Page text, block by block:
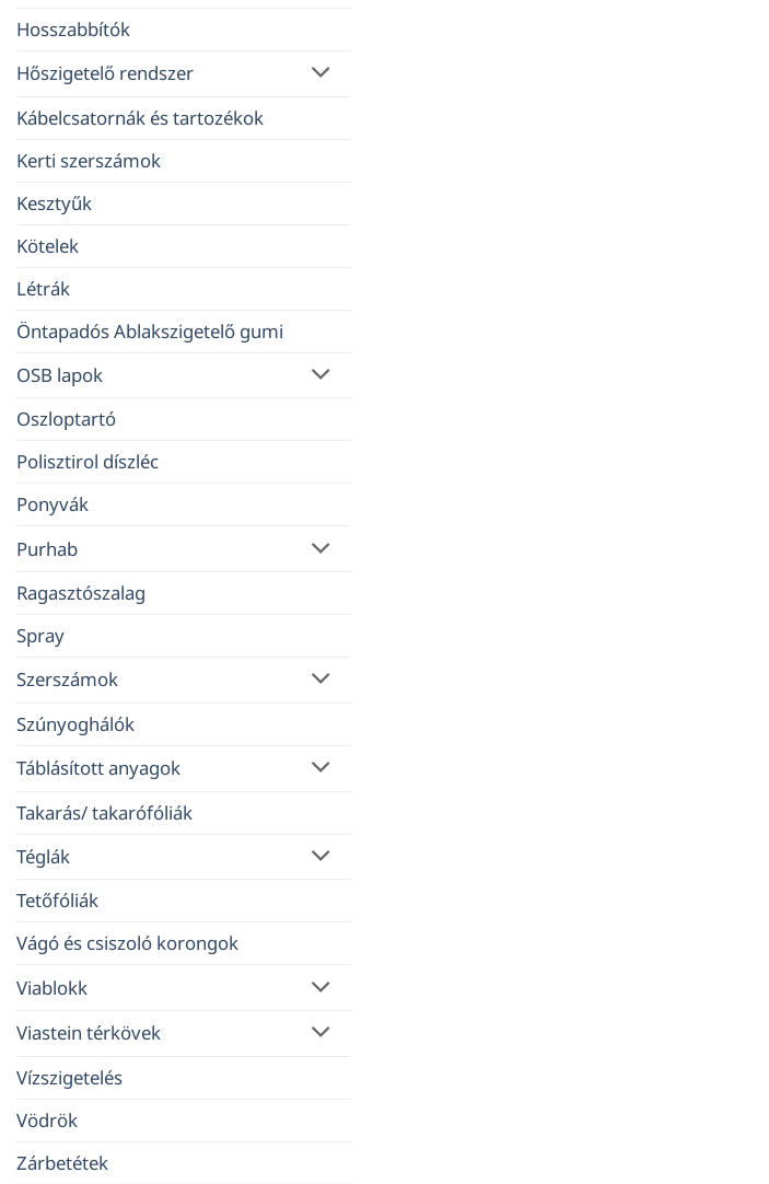
Hosszabbítók
Hőszigetelő rendszer
Kábelcsatornák és tartozékok
Kerti szerszámok
Kesztyűk
Kötelek
Létrák
Öntapadós Ablakszigetelő gumi
OSB lapok
Oszloptartó
Polisztirol díszléc
Ponyvák
Purhab
Ragasztószalag
Spray
Szerszámok
Szúnyoghálók
Táblásított anyagok
Takarás/ takarófóliák
Téglák
Tetőfóliák
Vágó és csiszoló korongok
Viablokk
Viastein térkövek
Vízszigetelés
Vödrök
Zárbetétek